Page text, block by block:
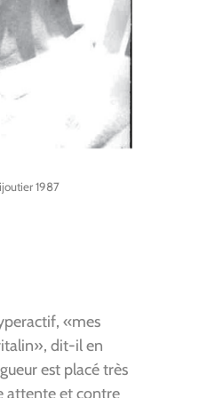
1987
«mes
dit-il en
est placé très
attente et contre